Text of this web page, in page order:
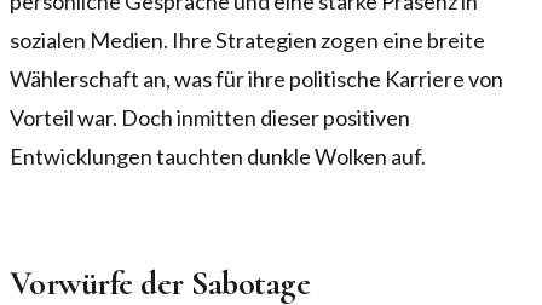
sozialen Medien. Ihre Strategien zogen eine breite
Wählerschaft an, was für ihre politische Karriere von
Vorteil war. Doch inmitten dieser positiven
Entwicklungen tauchten dunkle Wolken auf.
Vorwürfe der Sabotage